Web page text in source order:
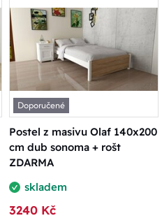
Doporučené
Postel z masivu Olaf 140x200
cm dub sonoma + rošt
ZDARMA
skladem
3240 Kč